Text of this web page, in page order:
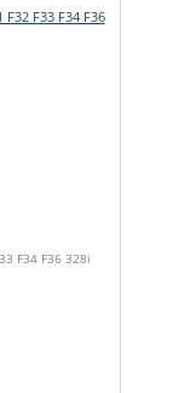
F34 F36 328i